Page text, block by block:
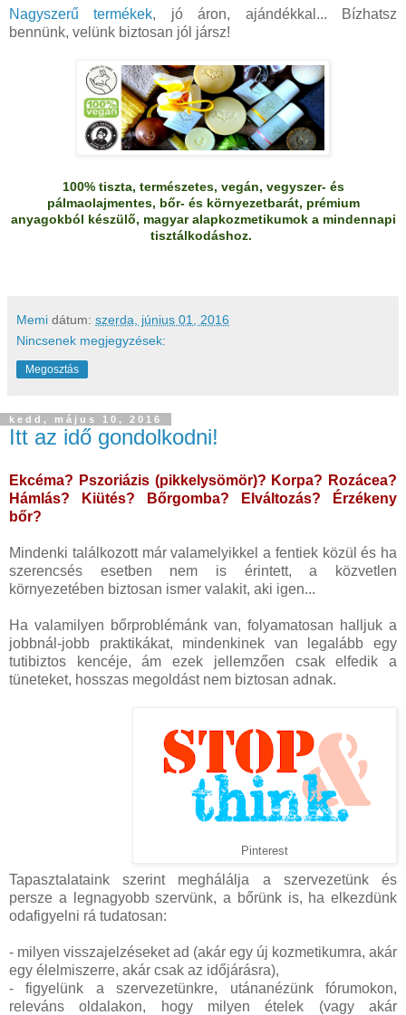
Nagyszerű termékek, jó áron, ajándékkal... Bízhatsz
bennünk, velünk biztosan jól jársz!
100% tiszta, természetes, vegán, vegyszer- és
pálmaolajmentes, bőr- és környezetbarát, prémium
anyagokból készülő, magyar alapkozmetikumok a mindennapi
tisztálkodáshoz.
Memi dátum: szerda, június 01, 2016
Nincsenek megjegyzések:
Megosztás
kedd, május 10, 2016
Itt az idő gondolkodni!
Ekcéma? Pszoriázis (pikkelysömör)? Korpa? Rozácea?
Hámlás? Kiütés? Bőrgomba? Elváltozás? Érzékeny
bőr?
Mindenki találkozott már valamelyikkel a fentiek közül és ha
szerencsés esetben nem is érintett, a közvetlen
környezetében biztosan ismer valakit, aki igen...
Ha valamilyen bőrproblémánk van, folyamatosan halljuk a
jobbnál-jobb praktikákat, mindenkinek van legalább egy
tutibiztos kencéje, ám ezek jellemzően csak elfedik a
tüneteket, hosszas megoldást nem biztosan adnak.
Pinterest
Tapasztalataink szerint meghálálja a szervezetünk és
persze a legnagyobb szervünk, a bőrünk is, ha elkezdünk
odafigyelni rá tudatosan:
- milyen visszajelzéseket ad (akár egy új kozmetikumra, akár
egy élelmiszerre, akár csak az időjárásra),
- figyelünk a szervezetünkre, utánanézünk fórumokon,
releváns oldalakon, hogy milyen ételek (vagy akár